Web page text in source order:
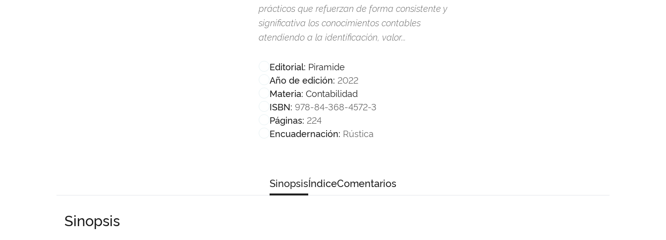
prácticos que refuerzan de forma consistente y
significativa los conocimientos contables
atendiendo a la identificación, valor...
Editorial: Piramide
Año de edición: 2022
Materia: Contabilidad
ISBN: 978-84-368-4572-3
Páginas: 224
Encuadernación: Rústica
SinopsisÍndiceComentarios
Sinopsis